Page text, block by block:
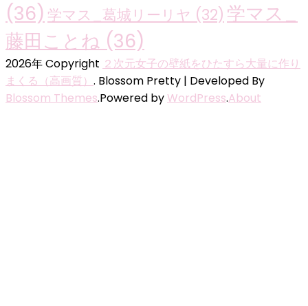
(36) 学マス_葛城リーリヤ (32) 学マス_
藤田ことね (36)
2026年 Copyright ２次元女子の壁紙をひたすら大量に作り
まくる（高画質） . Blossom Pretty | Developed By
Blossom Themes.Powered byWordPress.About